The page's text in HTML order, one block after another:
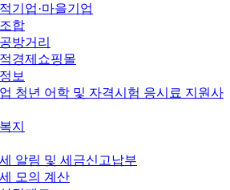
기업·마을기업
합
방거리
경제쇼핑몰
보
청년 어학 및 자격시험 응시료 지원사
지
알림 및 세금신고납부
모의 계산